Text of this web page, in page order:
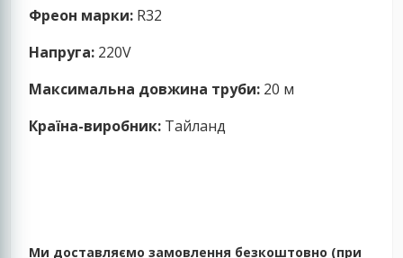
Фреон марки: R32
Напруга: 220V
Максимальна довжина труби: 20 м
Країна-виробник: Тайланд
Ми доставляємо замовлення безкоштовно (при